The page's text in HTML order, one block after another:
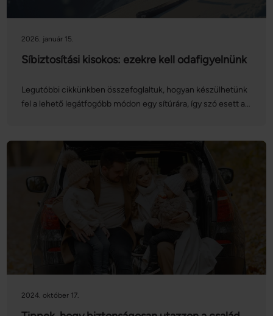
2026. január 15.
Síbiztosítási kisokos: ezekre kell odafigyelnünk
Legutóbbi cikkünkben összefoglaltuk, hogyan készülhetünk
fel a lehető legátfogóbb módon egy sítúrára, így szó esett a
online, mire kell figyelnünk, és mit kell tennünk, ha esetleg
2024. október 17.